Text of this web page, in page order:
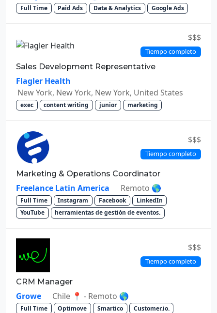
Full Time Paid Ads Data & Analytics Google Ads
$$$
Tiempo completo
Sales Development Representative
Flagler Health
New York, New York, New York, United States
exec content writing junior marketing
$$$
Tiempo completo
Marketing & Operations Coordinator
Freelance Latin America Remoto 🌎
Full Time Instagram Facebook
LinkedIn
YouTube
herramientas de gestión de eventos.
$$$
Tiempo completo
CRM Manager
Growe Chile 📍 - Remoto 🌎
Full Time Optimove Smartico Customer.io.